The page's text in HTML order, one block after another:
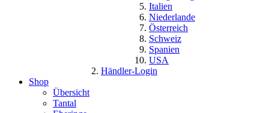
Italien
Niederlande
Österreich
Schweiz
Spanien
USA
Händler-Login
Shop
Übersicht
Tantal